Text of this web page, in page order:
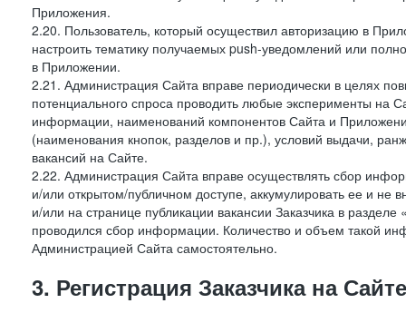
Приложения.
2.20. Пользователь, который осуществил авторизацию в
настроить тематику получаемых push-уведомлений или
в Приложении.
2.21. Администрация Сайта вправе периодически в целях
потенциального спроса проводить любые эксперименты на
информации, наименований компонентов Сайта и
(наименования кнопок, разделов и пр.), условий выдачи,
вакансий на Сайте.
2.22. Администрация Сайта вправе осуществлять сбор
и/или открытом/публичном доступе, аккумулировать ее и не
и/или на странице публикации вакансии Заказчика в
проводился сбор информации. Количество и объем такой
Администрацией Сайта самостоятельно.
3. Регистрация Заказчика на Сайте